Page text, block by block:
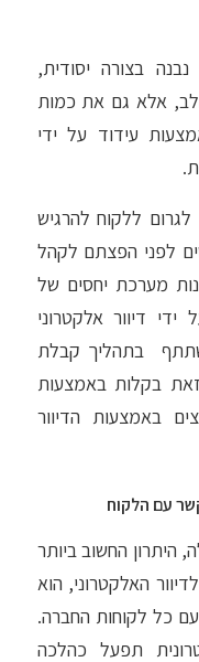
בצורה יסודית,
אלא גם את כמות
עידוד על ידי
לגרום ללקוח להרגיש
לפני הפצתם לקהל
מערכת יחסים של
דיוור אלקטרוני
בתהליך קבלת
בקלות באמצעות
באמצעות הדיוור
עם הלקוח
היתרון החשוב ביותר
האלקטרוני, הוא
כל לקוחות החברה.
תפעל כהלכה